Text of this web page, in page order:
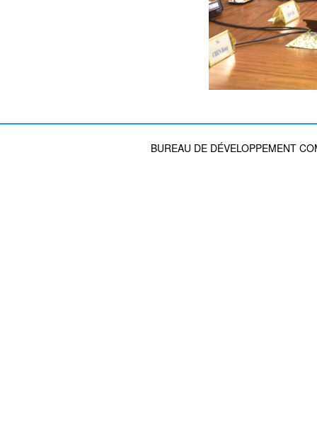
BUREAU DE DÉVELOPPEMENT